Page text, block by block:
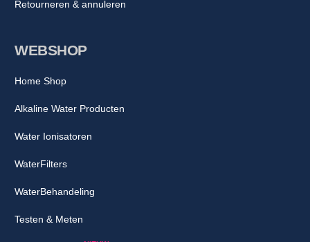
WEBSHOP
Home Shop
Alkaline Water Producten
Water Ionisatoren
WaterFilters
WaterBehandeling
Testen & Meten
Retourneren & annuleren